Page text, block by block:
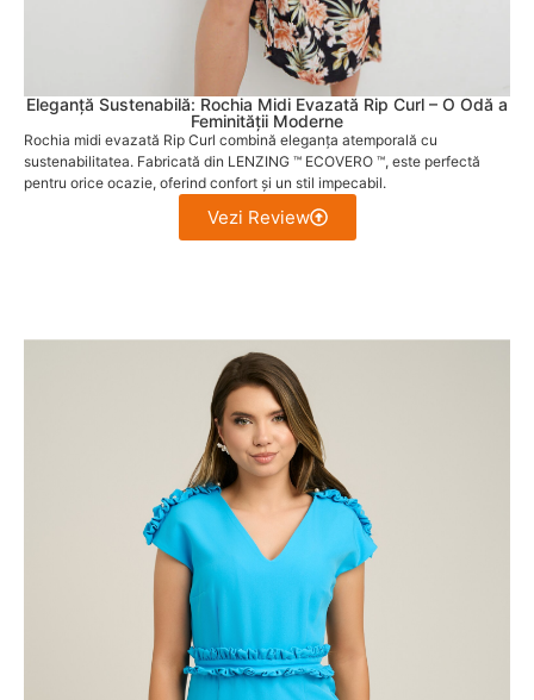
Eleganță Sustenabilă: Rochia Midi Evazată Rip Curl – O Odă a
Feminității Moderne
Rochia midi evazată Rip Curl combină eleganța atemporală cu
sustenabilitatea. Fabricată din LENZING ™ ECOVERO ™, este perfectă
pentru orice ocazie, oferind confort și un stil impecabil.
Vezi Review